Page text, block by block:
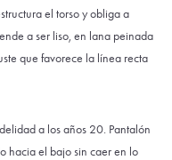
el torso y obliga a
a ser liso, en lana peinada
que favorece la línea recta
a los años 20. Pantalón
hacia el bajo sin caer en lo